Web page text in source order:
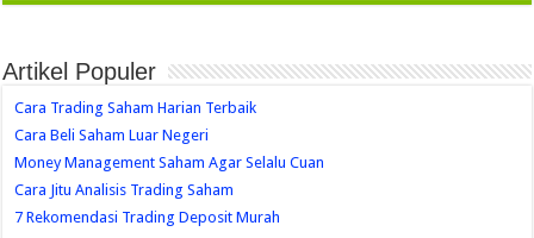
Artikel Populer
Cara Trading Saham Harian Terbaik
Cara Beli Saham Luar Negeri
Money Management Saham Agar Selalu Cuan
Cara Jitu Analisis Trading Saham
7 Rekomendasi Trading Deposit Murah